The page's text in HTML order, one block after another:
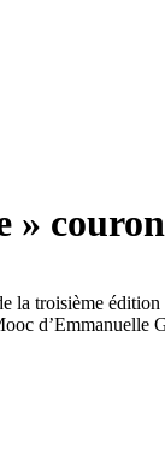
»
la troisième
d’Emmanuelle